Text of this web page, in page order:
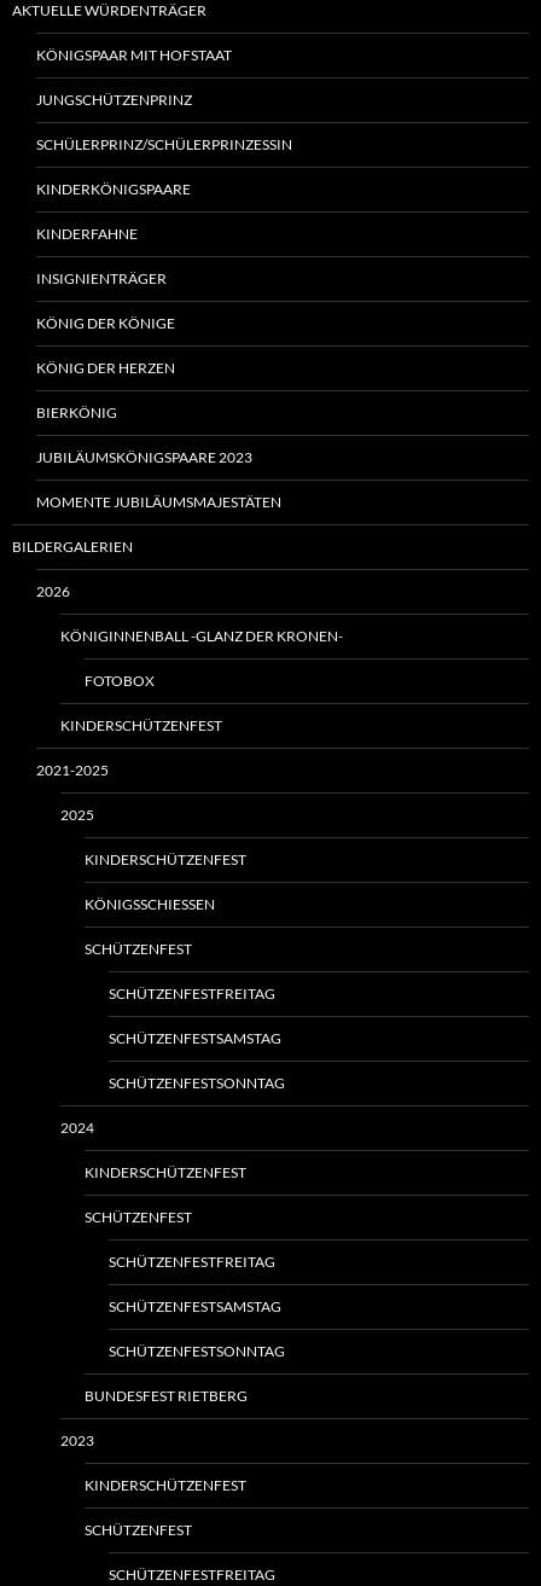
AKTUELLE WÜRDENTRÄGER
KÖNIGSPAAR MIT HOFSTAAT
JUNGSCHÜTZENPRINZ
SCHÜLERPRINZ/SCHÜLERPRINZESSIN
KINDERKÖNIGSPAARE
KINDERFAHNE
INSIGNIENTRÄGER
KÖNIG DER KÖNIGE
KÖNIG DER HERZEN
BIERKÖNIG
JUBILÄUMSKÖNIGSPAARE 2023
MOMENTE JUBILÄUMSMAJESTÄTEN
BILDERGALERIEN
2026
KÖNIGINNENBALL -GLANZ DER KRONEN-
FOTOBOX
KINDERSCHÜTZENFEST
2021-2025
2025
KINDERSCHÜTZENFEST
KÖNIGSSCHIESSEN
SCHÜTZENFEST
SCHÜTZENFESTFREITAG
SCHÜTZENFESTSAMSTAG
SCHÜTZENFESTSONNTAG
2024
KINDERSCHÜTZENFEST
SCHÜTZENFEST
SCHÜTZENFESTFREITAG
SCHÜTZENFESTSAMSTAG
SCHÜTZENFESTSONNTAG
BUNDESFEST RIETBERG
2023
KINDERSCHÜTZENFEST
SCHÜTZENFEST
SCHÜTZENFESTFREITAG